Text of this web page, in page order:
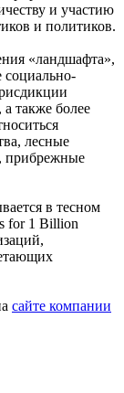
и участию
и политиков.
«ландшафта»,
социально-
также более
лесные
прибрежные
в тесном
for 1 Billion
сайте компании